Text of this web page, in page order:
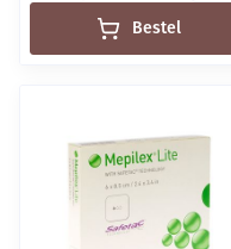
Bestel